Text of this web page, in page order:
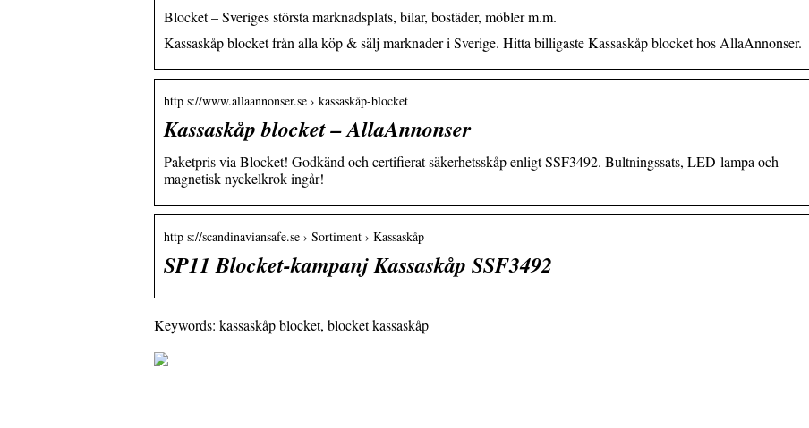
Blocket – Sveriges största marknadsplats, bilar, bostäder, möbler m.m.
Kassaskåp blocket från alla köp & sälj marknader i Sverige. Hitta billigaste Kassaskåp blocket hos AllaAnnonser.
http s://www.allaannonser.se › kassaskåp-blocket
Kassaskåp blocket – AllaAnnonser
Paketpris via Blocket! Godkänd och certifierat säkerhetsskåp enligt SSF3492. Bultningssats, LED-lampa och
magnetisk nyckelkrok ingår!
http s://scandinaviansafe.se › Sortiment › Kassaskåp
SP11 Blocket-kampanj Kassaskåp SSF3492
Keywords: kassaskåp blocket, blocket kassaskåp